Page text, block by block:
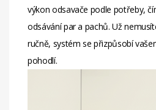
výkon odsavače podle potřeby,
odsávání par a pachů. Už
ručně, systém se přizpůsobí
pohodlí.